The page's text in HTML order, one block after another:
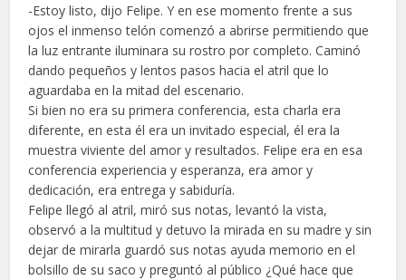
-Estoy listo, dijo Felipe. Y en ese momento frente a sus
ojos el inmenso telón comenzó a abrirse permitiendo que
la luz entrante iluminara su rostro por completo. Caminó
dando pequeños y lentos pasos hacia el atril que lo
aguardaba en la mitad del escenario.
Si bien no era su primera conferencia, esta charla era
diferente, en esta él era un invitado especial, él era la
muestra viviente del amor y resultados. Felipe era en esa
conferencia experiencia y esperanza, era amor y
dedicación, era entrega y sabiduría.
Felipe llegó al atril, miró sus notas, levantó la vista,
observó a la multitud y detuvo la mirada en su madre y sin
dejar de mirarla guardó sus notas ayuda memorio en el
bolsillo de su saco y preguntó al público ¿Qué hace que